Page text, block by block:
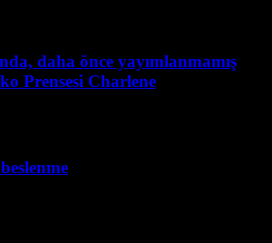
daha önce yayımlanmamış
Prensesi Charlene